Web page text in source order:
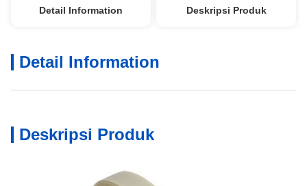
Detail Information Deskripsi Produk
Detail Information
Deskripsi Produk